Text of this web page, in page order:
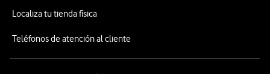
Localiza tu tienda física
Teléfonos de atención al cliente